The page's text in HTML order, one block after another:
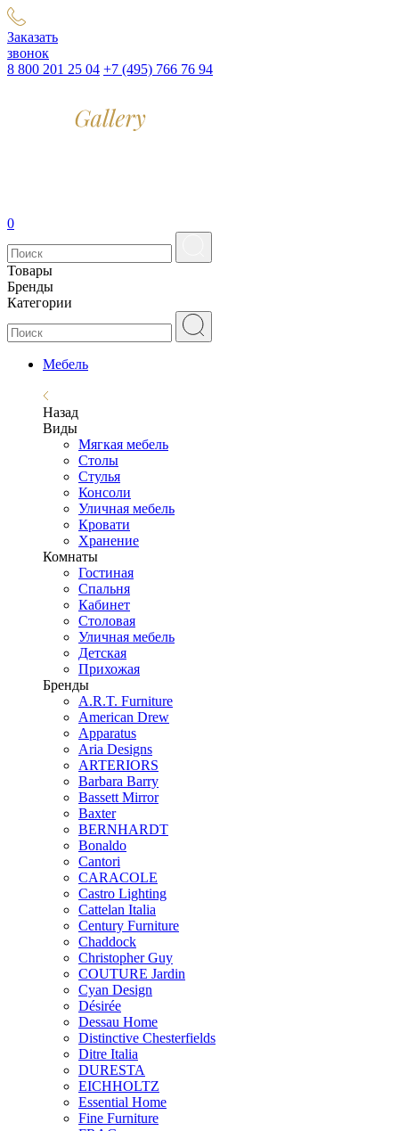
Заказать
звонок
8 800 201 25 04 +7 (495) 766 76 94
0
Товары
Бренды
Категории
Мебель
Назад
Виды
Мягкая мебель
Столы
Стулья
Консоли
Уличная мебель
Кровати
Хранение
Комнаты
Гостиная
Спальня
Кабинет
Столовая
Уличная мебель
Детская
Прихожая
Бренды
A.R.T. Furniture
American Drew
Apparatus
Aria Designs
ARTERIORS
Barbara Barry
Bassett Mirror
Baxter
BERNHARDT
Bonaldo
Cantori
CARACOLE
Castro Lighting
Cattelan Italia
Century Furniture
Chaddock
Christopher Guy
COUTURE Jardin
Cyan Design
Désirée
Dessau Home
Distinctive Chesterfields
Ditre Italia
DURESTA
EICHHOLTZ
Essential Home
Fine Furniture